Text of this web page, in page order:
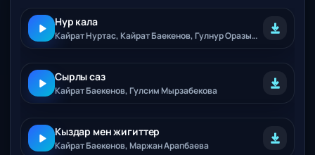
Нур кала
Кайрат Нуртас, Кайрат Баекенов, Гулнур Оразымбетова, Алтынай Жорабаева
Сырлы саз
Кайрат Баекенов, Гулсим Мырзабекова
Кыздар мен жигиттер
Кайрат Баекенов, Маржан Арапбаева